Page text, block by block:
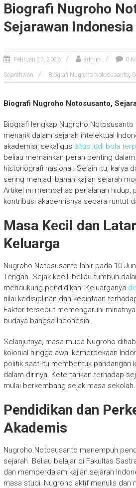
Biografi Nugroho
Sejarawan Indonesia
Februari 27, 2026 admin 0
Sejarahwan Biografi Nugroho Notosusanto,
Biografi Nugroho Notosusanto,
Biografi lengkap Nugroho Notosusanto
menarik dalam sejarah intelektual
akademisi, sekaligus situs judi bola
beliau memainkan peran penting
historiografi nasional. Selain itu, karya
sering menjadi bahan kajian sejarah
Artikel ini membahas perjalanan hidup,
kontribusi akademisnya secara runtut
Masa Kecil dan
Keluarga
Nugroho Notosusanto lahir pada 10
Tengah. Sejak kecil, beliau tumbuh
mendukung pendidikan. Keluarganya
nilai kedisiplinan dan kecintaan
Faktor tersebut memengaruhi
budaya bangsa Indonesia.
Selanjutnya, masa muda Nugroho
kolonial hingga awal kemerdekaan
politik saat itu membentuk pandangan
dalam dirinya. Ketertarikan terhadap
mulai berkembang sejak masa sekolah.
Pendidikan dan
Akademis
Nugroho Notosusanto menempuh
sejarah. Beliau belajar di Fakultas
dan memperdalam kajian sejarah
masa studi, Nugroho aktif menulis dan